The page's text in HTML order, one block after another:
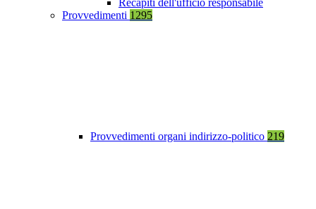
Recapiti dell'ufficio responsabile
Provvedimenti 1295
Provvedimenti organi indirizzo-politico 219